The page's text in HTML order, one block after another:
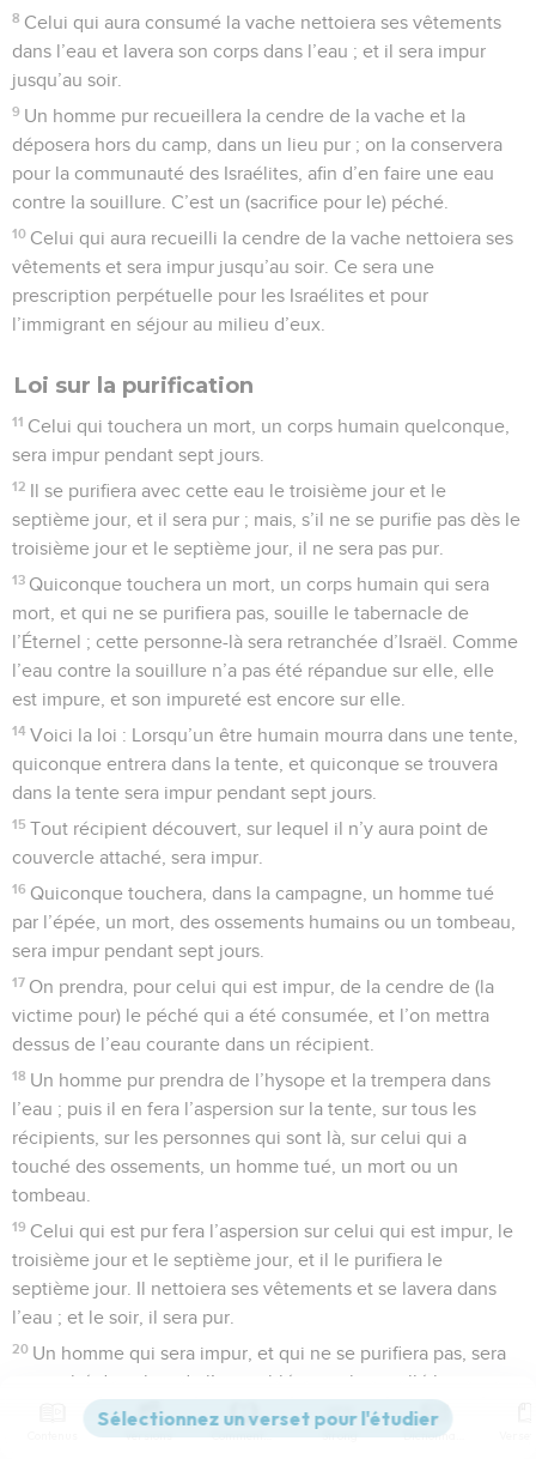
8 Celui qui aura consumé la vache nettoiera ses vêtements
dans l’eau et lavera son corps dans l’eau ; et il sera impur
jusqu’au soir.
9 Un homme pur recueillera la cendre de la vache et la
déposera hors du camp, dans un lieu pur ; on la conservera
pour la communauté des Israélites, afin d’en faire une eau
contre la souillure. C’est un (sacrifice pour le) péché.
10 Celui qui aura recueilli la cendre de la vache nettoiera ses
vêtements et sera impur jusqu’au soir. Ce sera une
prescription perpétuelle pour les Israélites et pour
l’immigrant en séjour au milieu d’eux.
Loi sur la purification
11 Celui qui touchera un mort, un corps humain quelconque,
sera impur pendant sept jours.
12 Il se purifiera avec cette eau le troisième jour et le
septième jour, et il sera pur ; mais, s’il ne se purifie pas dès le
troisième jour et le septième jour, il ne sera pas pur.
13 Quiconque touchera un mort, un corps humain qui sera
mort, et qui ne se purifiera pas, souille le tabernacle de
l’Éternel ; cette personne-là sera retranchée d’Israël. Comme
l’eau contre la souillure n’a pas été répandue sur elle, elle
est impure, et son impureté est encore sur elle.
14 Voici la loi : Lorsqu’un être humain mourra dans une tente,
quiconque entrera dans la tente, et quiconque se trouvera
dans la tente sera impur pendant sept jours.
15 Tout récipient découvert, sur lequel il n’y aura point de
couvercle attaché, sera impur.
16 Quiconque touchera, dans la campagne, un homme tué
par l’épée, un mort, des ossements humains ou un tombeau,
sera impur pendant sept jours.
17 On prendra, pour celui qui est impur, de la cendre de (la
victime pour) le péché qui a été consumée, et l’on mettra
dessus de l’eau courante dans un récipient.
18 Un homme pur prendra de l’hysope et la trempera dans
l’eau ; puis il en fera l’aspersion sur la tente, sur tous les
récipients, sur les personnes qui sont là, sur celui qui a
touché des ossements, un homme tué, un mort ou un
tombeau.
19 Celui qui est pur fera l’aspersion sur celui qui est impur, le
troisième jour et le septième jour, et il le purifiera le
septième jour. Il nettoiera ses vêtements et se lavera dans
l’eau ; et le soir, il sera pur.
20 Un homme qui sera impur, et qui ne se purifiera pas, sera
retranché du milieu de l’assemblée, car il a souillé le
sanctuaire de l’Éternel ; comme l’eau contre la souillure n’a
pas été répandue sur lui, il est impur.
Versions Commentaires Strong